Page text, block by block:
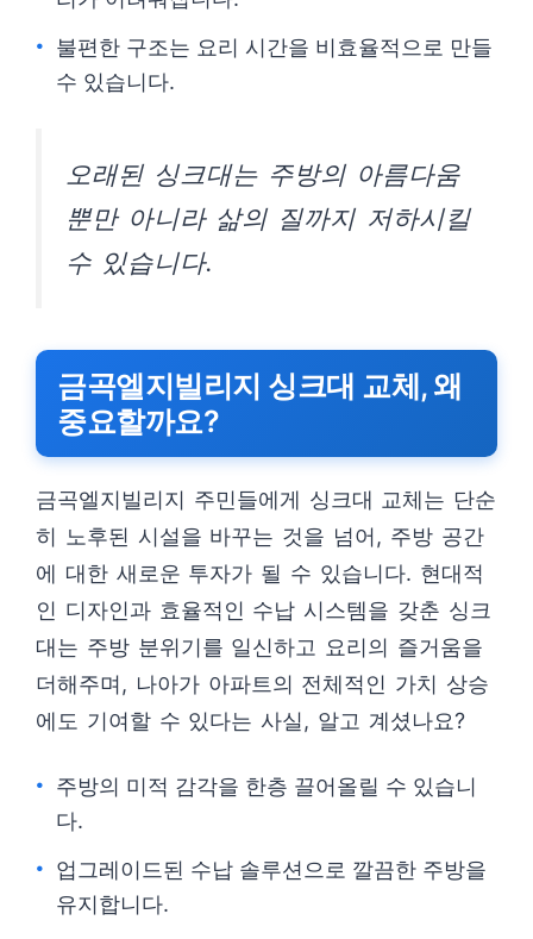
불편한 구조는 요리 시간을 비효율적으로 만들
수 있습니다.
오래된 싱크대는 주방의 아름다움
뿐만 아니라 삶의 질까지 저하시킬
수 있습니다.
금곡엘지빌리지 싱크대 교체, 왜
중요할까요?
금곡엘지빌리지 주민들에게 싱크대 교체는 단순
히 노후된 시설을 바꾸는 것을 넘어, 주방 공간
에 대한 새로운 투자가 될 수 있습니다. 현대적
인 디자인과 효율적인 수납 시스템을 갖춘 싱크
대는 주방 분위기를 일신하고 요리의 즐거움을
더해주며, 나아가 아파트의 전체적인 가치 상승
에도 기여할 수 있다는 사실, 알고 계셨나요?
주방의 미적 감각을 한층 끌어올릴 수 있습니
다.
업그레이드된 수납 솔루션으로 깔끔한 주방을
유지합니다.